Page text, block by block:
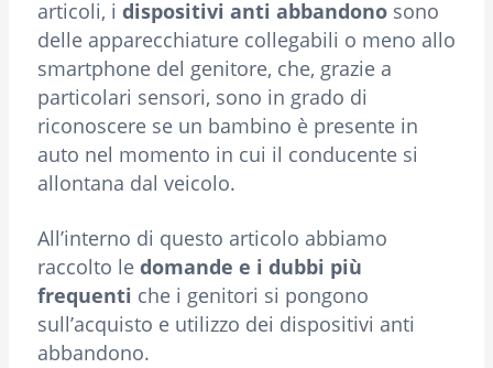
articoli, i dispositivi anti abbandono sono
delle apparecchiature collegabili o meno allo
smartphone del genitore, che, grazie a
particolari sensori, sono in grado di
riconoscere se un bambino è presente in
auto nel momento in cui il conducente si
allontana dal veicolo.
All’interno di questo articolo abbiamo
raccolto le domande e i dubbi più
frequenti che i genitori si pongono
sull’acquisto e utilizzo dei dispositivi anti
abbandono.